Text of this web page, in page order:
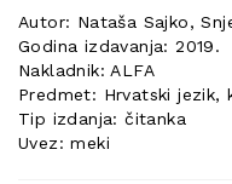
Autor: Nataša Sajko,
Godina izdavanja: 2019.
Nakladnik: ALFA
Predmet: Hrvatski jezik,
Tip izdanja: čitanka
Uvez: meki